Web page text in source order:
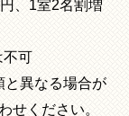
、1室2名割増
可
異なる場合が
せください。